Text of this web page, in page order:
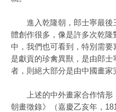
進入乾隆朝，郎士寧最後
體創作很多，像是許多次乾
中，我們也可看到，特別需
是獻貢的珍禽異獸，是由郎
者，則絕大部分是由中國畫家
上述的中外畫家合作情形
朝畫徵錄》（嘉慶乙亥年，